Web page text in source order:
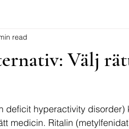
Välj
read
deficit hyperactivity
medicin. Ritalin